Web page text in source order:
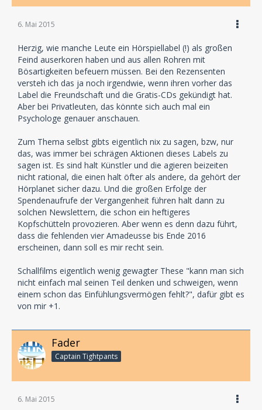
6. Mai 2015
Herzig, wie manche Leute ein Hörspiellabel (!) als großen
Feind auserkoren haben und aus allen Rohren mit
Bösartigkeiten befeuern müssen. Bei den Rezensenten
versteh ich das ja noch irgendwie, wenn ihren vorher das
Label die Freundschaft und die Gratis-CDs gekündigt hat.
Aber bei Privatleuten, das könnte sich auch mal ein
Psychologe genauer anschauen.
Zum Thema selbst gibts eigentlich nix zu sagen, bzw, nur
das, was immer bei schrägen Aktionen dieses Labels zu
sagen ist. Es sind halt Künstler und die agieren beizeiten
nicht rational, die einen halt öfter als andere, da gehört der
Hörplanet sicher dazu. Und die großen Erfolge der
Spendenaufrufe der Vergangenheit führen halt dann zu
solchen Newslettern, die schon ein heftigeres
Kopfschütteln provozieren. Aber wenn es denn dazu führt,
dass die fehlenden vier Amadeusse bis Ende 2016
erscheinen, dann soll es mir recht sein.
Schallfilms eigentlich wenig gewagter These "kann man sich
nicht einfach mal seinen Teil denken und schweigen, wenn
einem schon das Einfühlungsvermögen fehlt?", dafür gibt es
von mir +1.
Fader
Captain Tightpants
6. Mai 2015